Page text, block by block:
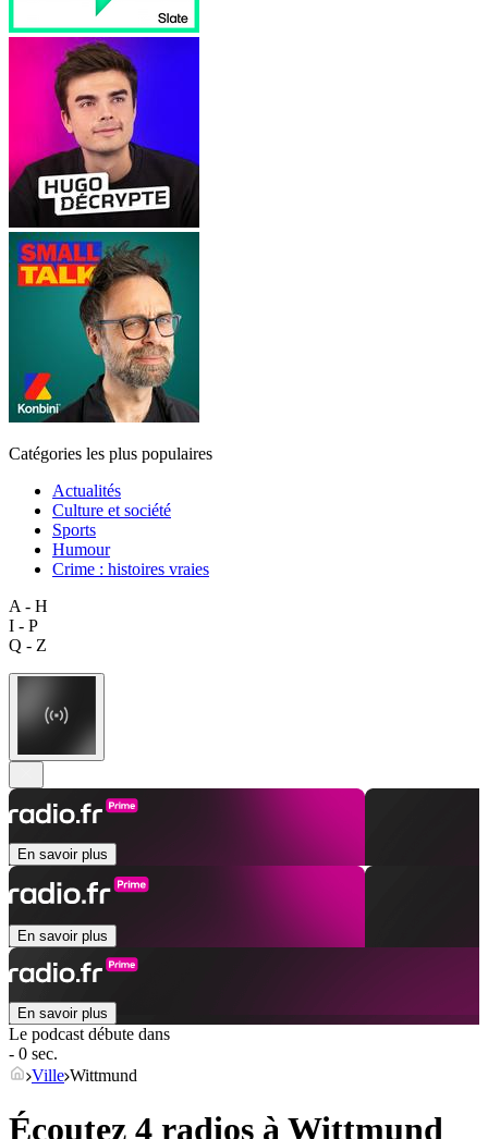
Catégories les plus populaires
Actualités
Culture et société
Sports
Humour
Crime : histoires vraies
A - H
I - P
Q - Z
En savoir plus
En savoir plus
En savoir plus
Le podcast débute dans
- 0 sec.
Ville Wittmund
Écoutez 4 radios à Wittmund